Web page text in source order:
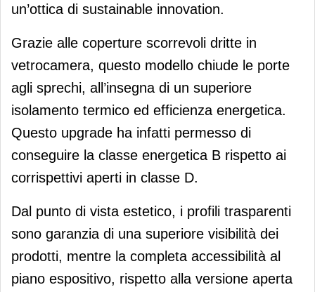
un’ottica di sustainable innovation.
Grazie alle coperture scorrevoli dritte in
vetrocamera, questo modello chiude le porte
agli sprechi, all’insegna di un superiore
isolamento termico ed efficienza energetica.
Questo upgrade ha infatti permesso di
conseguire la classe energetica B rispetto ai
corrispettivi aperti in classe D.
Dal punto di vista estetico, i profili trasparenti
sono garanzia di una superiore visibilità dei
prodotti, mentre la completa accessibilità al
piano espositivo, rispetto alla versione aperta